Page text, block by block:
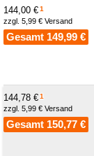
144,00 €1
zzgl. 5,99 € Versand
Gesamt 149,99 €
144,78 €1
zzgl. 5,99 € Versand
Gesamt 150,77 €